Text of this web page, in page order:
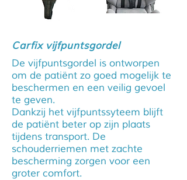
Carfix vijfpuntsgordel
De vijfpuntsgordel is ontworpen
om de patiënt zo goed mogelijk te
beschermen en een veilig gevoel
te geven.
Dankzij het vijfpuntssyteem blijft
de patiënt beter op zijn plaats
tijdens transport. De
schouderriemen met zachte
bescherming zorgen voor een
groter comfort.